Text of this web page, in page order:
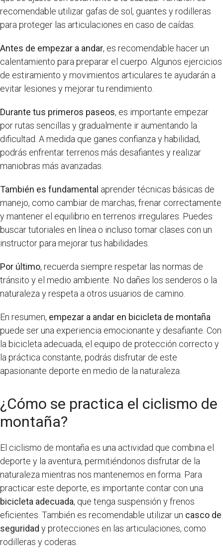
recomendable utilizar gafas de sol, guantes y rodilleras
para proteger las articulaciones en caso de caídas.
Antes de empezar a andar, es recomendable hacer un
calentamiento para preparar el cuerpo. Algunos ejercicios
de estiramiento y movimientos articulares te ayudarán a
evitar lesiones y mejorar tu rendimiento.
Durante tus primeros paseos, es importante empezar
por rutas sencillas y gradualmente ir aumentando la
dificultad. A medida que ganes confianza y habilidad,
podrás enfrentar terrenos más desafiantes y realizar
maniobras más avanzadas.
También es fundamental aprender técnicas básicas de
manejo, como cambiar de marchas, frenar correctamente
y mantener el equilibrio en terrenos irregulares. Puedes
buscar tutoriales en línea o incluso tomar clases con un
instructor para mejorar tus habilidades.
Por último, recuerda siempre respetar las normas de
tránsito y el medio ambiente. No dañes los senderos o la
naturaleza y respeta a otros usuarios de camino.
En resumen, empezar a andar en bicicleta de montaña
puede ser una experiencia emocionante y desafiante. Con
la bicicleta adecuada, el equipo de protección correcto y
la práctica constante, podrás disfrutar de este
apasionante deporte en medio de la naturaleza.
¿Cómo se practica el ciclismo de
montaña?
El ciclismo de montaña es una actividad que combina el
deporte y la aventura, permitiéndonos disfrutar de la
naturaleza mientras nos mantenemos en forma. Para
practicar este deporte, es importante contar con una
bicicleta adecuada, que tenga suspensión y frenos
eficientes. También es recomendable utilizar un casco de
seguridad y protecciones en las articulaciones, como
rodilleras y coderas.